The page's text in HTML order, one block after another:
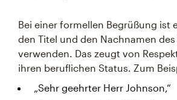
Bei einer formellen Begrüßung ist
den Titel und den Nachnamen
verwenden. Das zeugt von
ihren beruflichen Status. Zum
„Sehr geehrter Herr Johnson,“